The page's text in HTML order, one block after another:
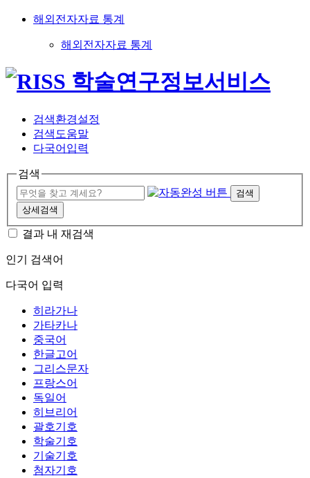
해외전자자료 통계
해외전자자료 통계
검색환경설정
검색도움말
다국어입력
검색
검색
상세검색
결과 내 재검색
인기 검색어
다국어 입력
히라가나
가타카나
중국어
한글고어
그리스문자
프랑스어
독일어
히브리어
괄호기호
학술기호
기술기호
첨자기호